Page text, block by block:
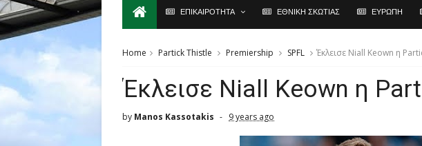
ΕΠΙΚΑΙΡΟΤΗΤΑ ΕΘΝΙΚΗ ΣΚΩΤΙΑΣ ΕΥΡΩΠΗ
Home Partick Thistle Premiership SPFL Έκλεισε Niall Keown η
Έκλεισε Niall Keown η
by Manos Kassotakis 9 years ago